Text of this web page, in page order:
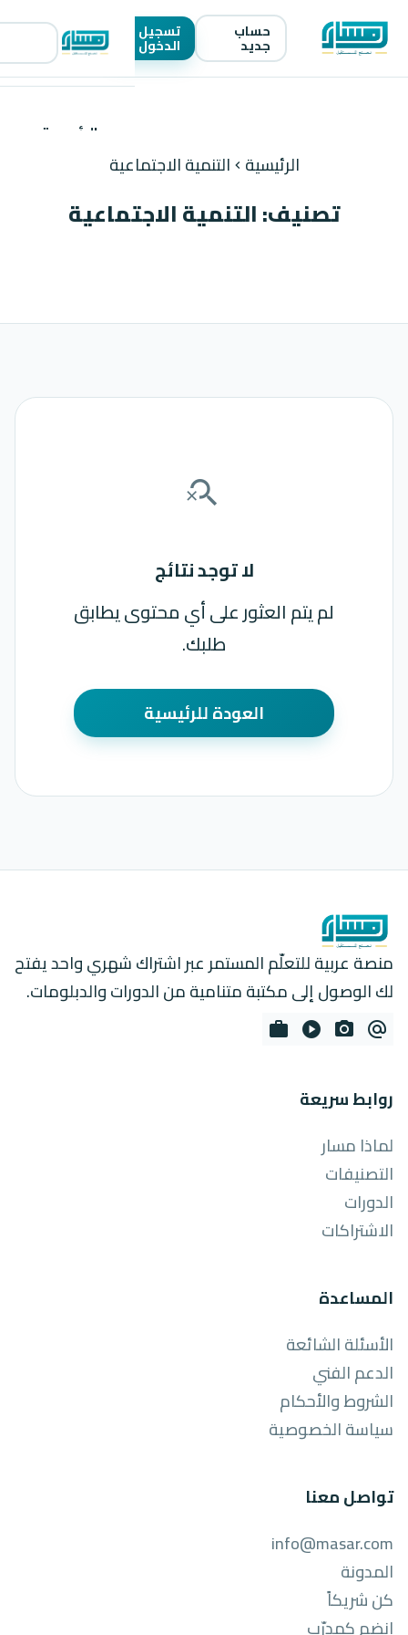
حساب
جديد
تسجيل
الدخول menu
الرئيسية
من نحن
الرئيسية chevron_left التنمية الاجتماعية
تصنيف: التنمية الاجتماعية
search_off
لا توجد نتائج
لم يتم العثور على أي محتوى يطابق
طلبك.
العودة للرئيسية
منصة عربية للتعلّم المستمر عبر اشتراك شهري واحد يفتح
لك الوصول إلى مكتبة متنامية من الدورات والدبلومات.
alternate_email
photo_camera
play_circle
work
روابط سريعة
لماذا مسار
التصنيفات
الدورات
الاشتراكات
المساعدة
الأسئلة الشائعة
الدعم الفني
الشروط والأحكام
سياسة الخصوصية
تواصل معنا
info@masar.com
المدونة
كن شريكاً
انضم كمدرّب